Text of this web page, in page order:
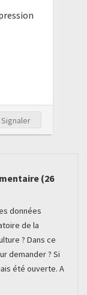
Signaler
(26
données
de la
? Dans ce
demander ? Si
été ouverte. A